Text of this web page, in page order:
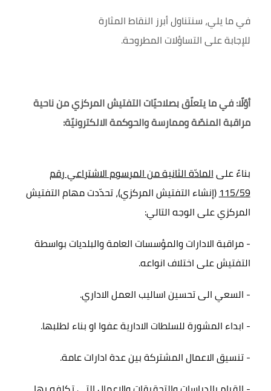
في ما يلي، سنتناول أبرز النقاطالمثارة
للإجابةعلىالتساؤلات المطروحة.
أوّلًا: في ما يتعلّق بصلاحيّات التفتيش المركزي من ناحية
مراقبة المنصّة وممارسة والحوكمة الالكترونيّة:
بناءً علىالمادّة الثانية من المرسوم الاشتراعي رقم
115/59(إنشاء التفتيش المركزي)، تحدّدت مهام التفتيش
المركزي على الوجه التالي:
- مراقبة الادارات والمؤسسات العامة والبلديات بواسطة
التفتيش على اختلاف انواعه.
- السعي الى تحسين اساليب العمل الاداري.
- ابداء المشورة للسلطات الادارية عفوا او بناء لطلبها.
- تنسيق الاعمال المشتركة بين عدة ادارات عامة.